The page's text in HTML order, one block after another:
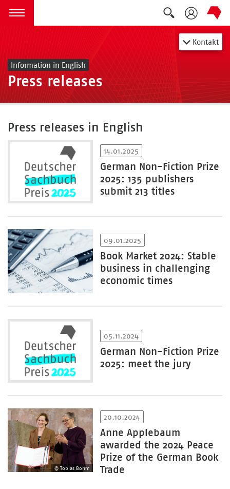
zum Inhalt springen
Menü öffnen
Suche
Kontakt
Information in English
Press releases
Press releases in English
14.01.2025
German Non-Fiction Prize
2025: 135 publishers
submit 213 titles
09.01.2025
Book Market 2024: Stable
business in challenging
economic times
05.11.2024
German Non-Fiction Prize
2025: meet the jury
© Tobias Bohm
20.10.2024
Anne Applebaum
awarded the 2024 Peace
Prize of the German Book
Trade